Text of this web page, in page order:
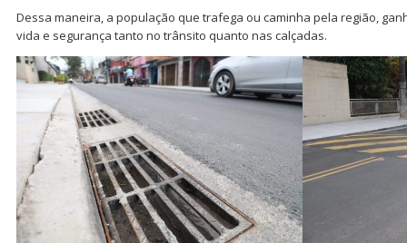
Dessa maneira, a população que trafega ou caminha pela região,
vida e segurança tanto no trânsito quanto nas calçadas.